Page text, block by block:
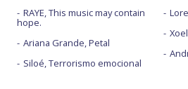
RAYE, This music may contain
hope.
Ariana Grande, Petal
Siloé, Terrorismo emocional